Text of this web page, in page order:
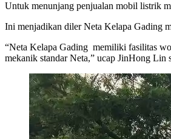
Untuk menunjang penjualan mobil listrik
Ini menjadikan diler Neta Kelapa Gading
“Neta Kelapa Gading memiliki fasilitas
mekanik standar Neta,” ucap JinHong